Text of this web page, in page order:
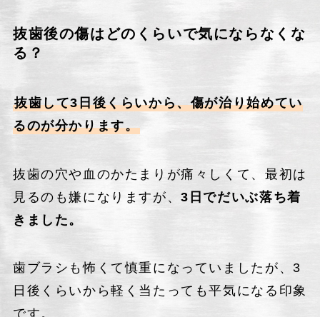
抜歯後の傷はどのくらいで気にならなくな
る？
抜歯して3日後くらいから、傷が治り始めてい
るのが分かります。
抜歯の穴や血のかたまりが痛々しくて、最初は
見るのも嫌になりますが、3日でだいぶ落ち着
きました。
歯ブラシも怖くて慎重になっていましたが、3
日後くらいから軽く当たっても平気になる印象
です。